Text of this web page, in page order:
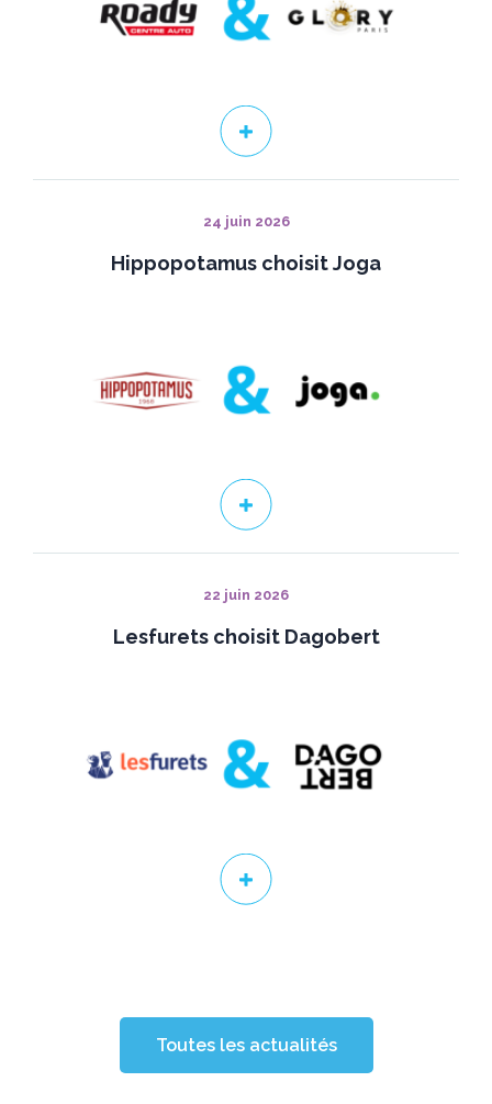
24 juin 2026
Hippopotamus choisit Joga
22 juin 2026
Lesfurets choisit Dagobert
Toutes les actualités